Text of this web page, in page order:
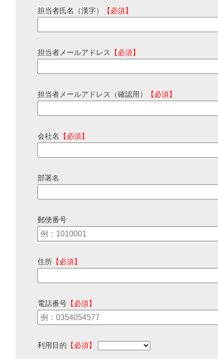
担当者氏名（漢字） 【必須】
担当者メールアドレス 【必須】
担当者メールアドレス（確認用） 【必須】
会社名 【必須】
部署名
郵便番号
住所 【必須】
電話番号 【必須】
利用目的 【必須】